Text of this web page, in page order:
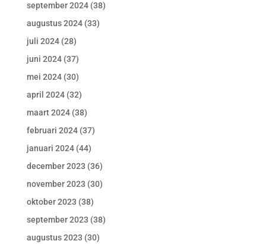
september 2024(38)
augustus 2024(33)
juli 2024(28)
juni 2024(37)
mei 2024(30)
april 2024(32)
maart 2024(38)
februari 2024(37)
januari 2024(44)
december 2023 (36)
november 2023 (30)
oktober 2023 (38)
september 2023 (38)
augustus 2023 (30)